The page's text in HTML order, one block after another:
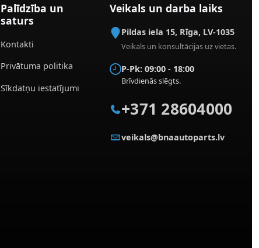
Palīdzība un
saturs
Kontakti
Privātuma politika
Sīkdatņu iestatījumi
Veikals un darba laiks
Pildas iela 15, Rīga, LV-1035
Veikals un konsultācijas uz vietas.
P-Pk: 09:00 - 18:00
Brīvdienās slēgts.
+371 28604000
veikals@bnaautoparts.lv